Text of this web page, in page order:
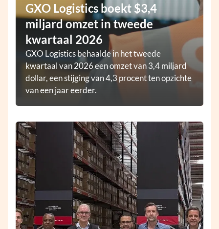
GXO Logistics boekt $3,4
miljard omzet in tweede
kwartaal 2026
GXO Logistics behaalde in het tweede
kwartaal van 2026 een omzet van 3,4 miljard
dollar, een stijging van 4,3 procent ten opzichte
van een jaar eerder.